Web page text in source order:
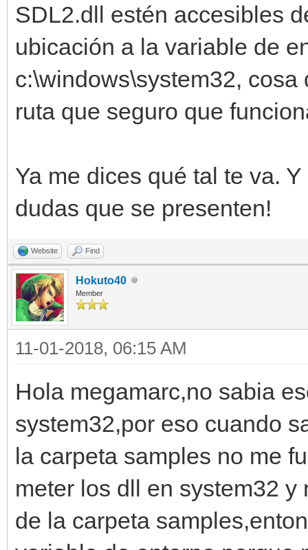
SDL2.dll estén accesibles
ubicación a la variable de
c:\windows\system32,
ruta que seguro que
Ya me dices qué tal te va.
dudas que se presenten!
Website Find
Hokuto40
Member
11-01-2018, 06:15 AM
Hola megamarc,no sabia
system32,por eso cuando
la carpeta samples no me
meter los dll en system32
de la carpeta